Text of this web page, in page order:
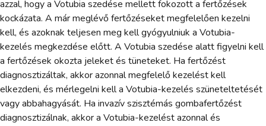
azzal, hogy a Votubia szedése mellett fokozott a fertőzések
kockázata. A már meglévő fertőzéseket megfelelően kezelni
kell, és azoknak teljesen meg kell gyógyulniuk a Votubia-
kezelés megkezdése előtt. A Votubia szedése alatt figyelni kell
a fertőzések okozta jeleket és tüneteket. Ha fertőzést
diagnosztizáltak, akkor azonnal megfelelő kezelést kell
elkezdeni, és mérlegelni kell a Votubia-kezelés szüneteltetését
vagy abbahagyását. Ha invazív szisztémás gombafertőzést
diagnosztizálnak, akkor a Votubia-kezelést azonnal és